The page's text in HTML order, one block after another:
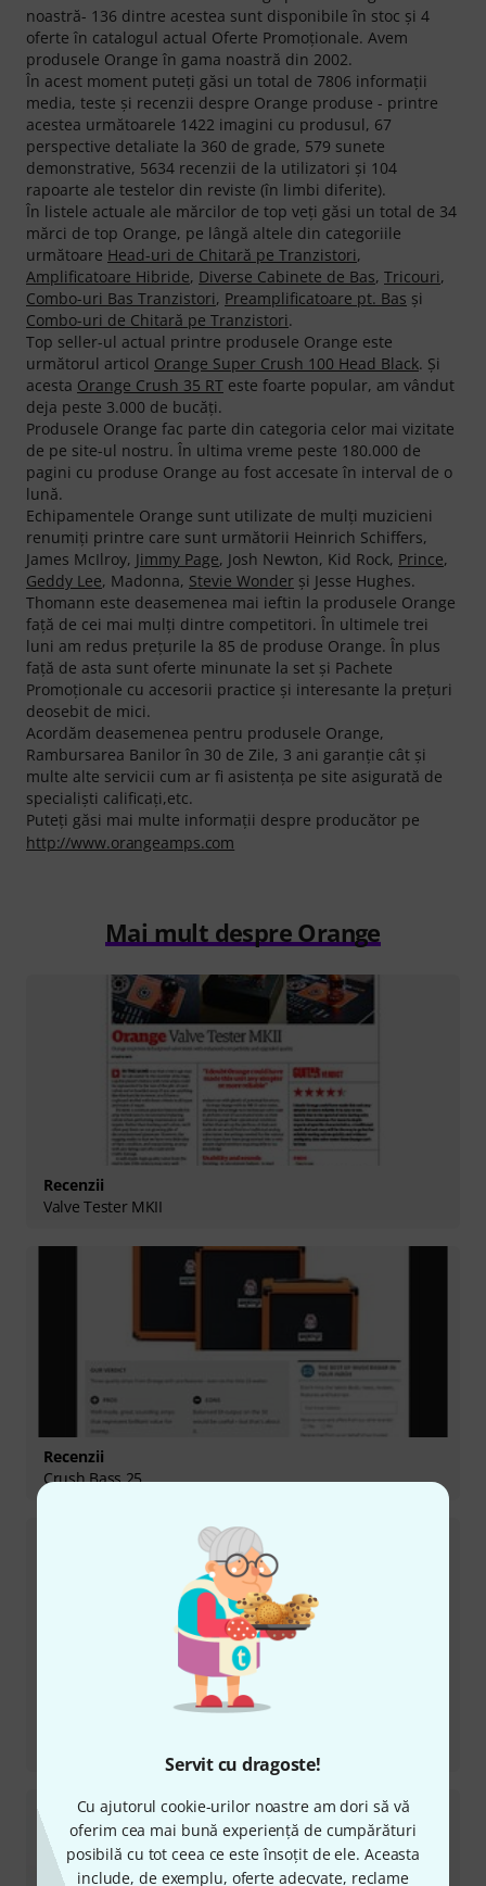
Servit cu dragoste!
Cu ajutorul cookie-urilor noastre am dori să vă
oferim cea mai bună experiență de cumpărături
posibilă cu tot ceea ce este însoțit de ele. Aceasta
include, de exemplu, oferte adecvate, reclame
noastră- 136 dintre acestea sunt disponibile în stoc şi 4
oferte în catalogul actual Oferte Promoţionale. Avem
produsele Orange în gama noastră din 2002.
În acest moment puteţi găsi un total de 7806 informaţii
media, teste şi recenzii despre Orange produse - printre
acestea următoarele 1422 imagini cu produsul, 67
perspective detaliate la 360 de grade, 579 sunete
demonstrative, 5634 recenzii de la utilizatori şi 104
rapoarte ale testelor din reviste (în limbi diferite).
În listele actuale ale mărcilor de top veţi găsi un total de 34
mărci de top Orange, pe lângă altele din categoriile
următoare Head-uri de Chitară pe Tranzistori,
Amplificatoare Hibride, Diverse Cabinete de Bas, Tricouri,
Combo-uri Bas Tranzistori, Preamplificatoare pt. Bas şi
Combo-uri de Chitară pe Tranzistori.
Top seller-ul actual printre produsele Orange este
următorul articol Orange Super Crush 100 Head Black. Şi
acesta Orange Crush 35 RT este foarte popular, am vândut
deja peste 3.000 de bucăţi.
Produsele Orange fac parte din categoria celor mai vizitate
de pe site-ul nostru. În ultima vreme peste 180.000 de
pagini cu produse Orange au fost accesate în interval de o
lună.
Echipamentele Orange sunt utilizate de mulţi muzicieni
renumiţi printre care sunt următorii Heinrich Schiffers,
James McIlroy, Jimmy Page, Josh Newton, Kid Rock, Prince,
Geddy Lee, Madonna, Stevie Wonder şi Jesse Hughes.
Thomann este deasemenea mai ieftin la produsele Orange
faţă de cei mai mulţi dintre competitori. În ultimele trei
luni am redus preţurile la 85 de produse Orange. În plus
faţă de asta sunt oferte minunate la set şi Pachete
Promoţionale cu accesorii practice şi interesante la preţuri
deosebit de mici.
Acordăm deasemenea pentru produsele Orange,
Rambursarea Banilor în 30 de Zile, 3 ani garanţie cât şi
multe alte servicii cum ar fi asistenţa pe site asigurată de
specialişti calificaţi,etc.
Puteți găsi mai multe informații despre producător pe
http://www.orangeamps.com
Mai mult despre Orange
Recenzii
Valve Tester MKII
Recenzii
Crush Bass 25